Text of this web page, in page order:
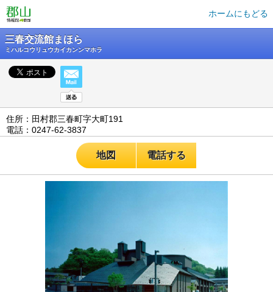
ホームにもどる
三春交流館まほら
ミハルコウリュウカイカンンマホラ
住所：田村郡三春町字大町191
電話：0247-62-3837
地図 電話する